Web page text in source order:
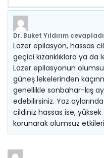
Dr. Buket Yıldırım cevapladı
Lazer epilasyon, hassas
geçici kızarıklıklara ya
Lazer epilasyonun
güneş lekelerinden
genellikle sonbahar-kış
edebilirsiniz. Yaz
cildiniz hassas ise,
korunarak olumsuz